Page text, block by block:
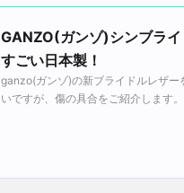
GANZO(ガンゾ)シンブラ
すごい日本製！
ganzo(ガンゾ)の新ブライドルレザ
いですが、傷の具合をご紹介します